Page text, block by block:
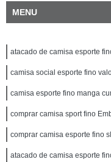
MENU
atacado de camisa esporte
camisa social esporte fino
camisa esporte fino manga
comprar camisa sport fino
comprar camisa esporte fino
atacado de camisa esporte